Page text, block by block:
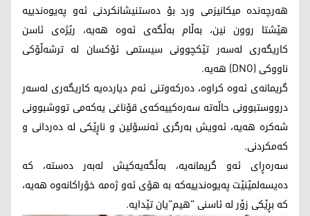
هه‌رچه‌نده‌ میكانیزمی ورد بۆ ده‌ستنیشانكردنی ئه‌و په‌یوه‌ندییه‌
هێشتا روون نین، به‌ڵام به‌ڵگه‌ی ئه‌وه‌ هه‌یه‌، رێژه‌ی ئاسن
كاریگه‌ری له‌سه‌ر تێكچوونی سیستمی ئۆكسان له‌ ترشه‌ڵۆكی
ناووكی (DNO) هه‌یه‌.
گریمانه‌ی ئه‌وه‌ كراوه‌، ده‌ركه‌وتنی ئه‌م دیارده‌یه‌ كاریگه‌ری له‌سه‌ر
درووستبوونی حاڵه‌ته‌ سه‌ره‌كییه‌كه‌ی قۆناغی یه‌كه‌می تووشبوونی
شه‌كره‌ هه‌یه‌، ئه‌ویش به‌رگری ئه‌نسۆلین و ناڕێكی له‌ ده‌ردانی و
كه‌مكردنی.
سه‌ره‌ڕای ئه‌و گریمانه‌یه‌، به‌ڵگه‌یه‌كیش له‌به‌ر ده‌سته‌، كه‌
ده‌یسه‌لمێنێت په‌یوه‌ندییه‌كه‌ به‌ هۆی ئه‌و ژه‌مه‌ خۆراكانه‌وه‌ هه‌یه‌،
كه‌ بڕێكی زۆر له‌ ئاسنی "هیم"یان تێدایه‌.